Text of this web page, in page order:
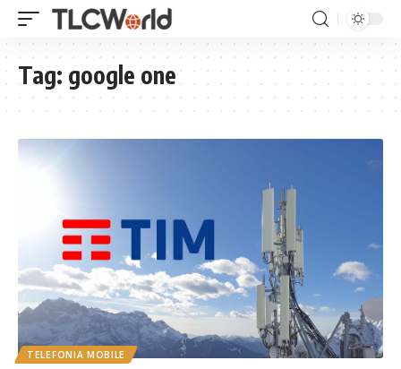
Tag: google one
TELEFONIA MOBILE